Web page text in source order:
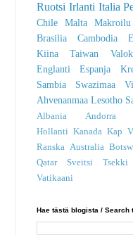
Ruotsi Irlanti Italia
Chile Malta Makroilu
Brasilia
Cambodia
Kiina
Taiwan
Englanti
Espanja
Sambia
Swazimaa
Ahvenanmaa Lesotho
Albania Andorra
Hollanti Kanada Kap
Ranska Australia
Qatar
Sveitsi Tsekki
Vatikaani
Hae tästä blogista / Search